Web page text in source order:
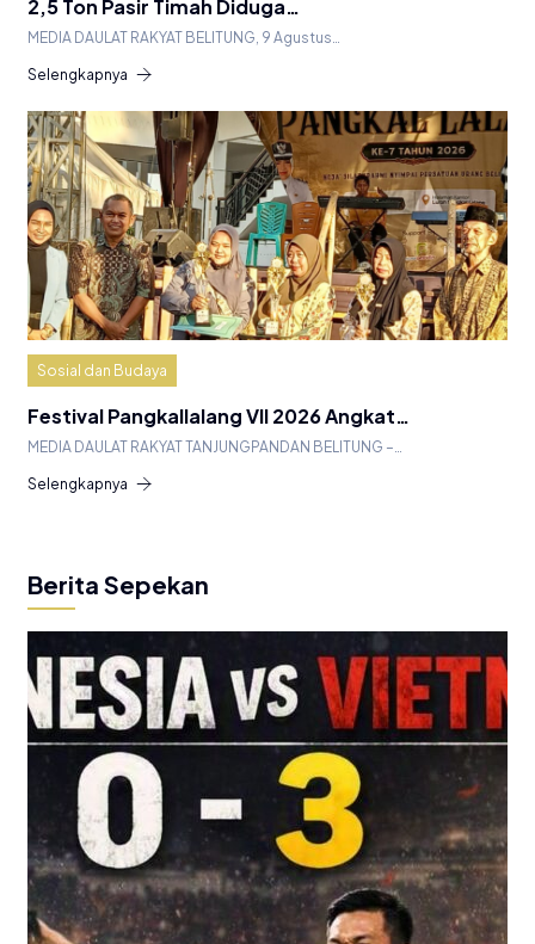
2,5 Ton Pasir Timah Diduga…
MEDIA DAULAT RAKYAT BELITUNG, 9 Agustus…
Selengkapnya
Sosial dan Budaya
Festival Pangkallalang VII 2026 Angkat…
MEDIA DAULAT RAKYAT TANJUNGPANDAN BELITUNG –…
Selengkapnya
Berita Sepekan